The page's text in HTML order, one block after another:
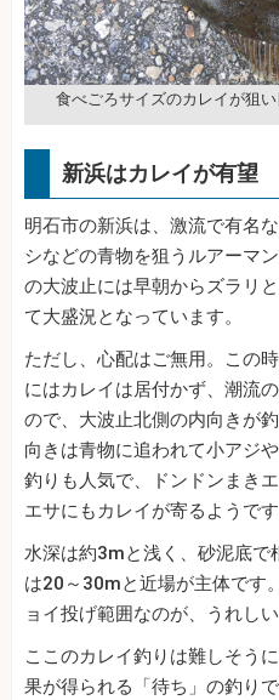
食べごろサイズのカレイが狙い
新浜はカレイが有望
明石市の新浜は、激流で有名
シなどの青物を狙うルアーマ
の大波止には早朝からズラリ
て大盛況となっています。
ただし、心配はご無用。この
にはカレイは居付かず、潮流
ので、大波止北側の内向きが
向きは青物に追われて小アジ
釣りも人気で、ドンドンまき
エサにもカレイが寄るようです
水深は約3mと浅く、砂泥底で
は20～30mと近場が主体です
ョイ投げ範囲なのが、うれしい
ここのカレイ釣りは難しそう
果が得られる「待ち」の釣り